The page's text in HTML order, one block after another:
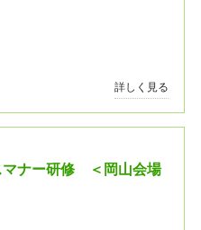
詳しく見る
マナー研修 ＜岡山会場